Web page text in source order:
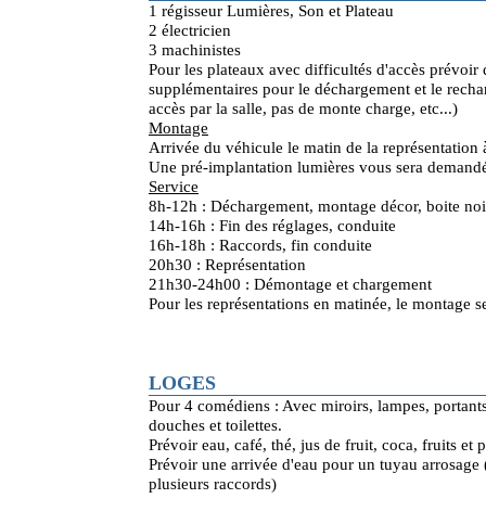
1 régisseur Lumières, Son et Plateau
2 électricien
3 machinistes
Pour les plateaux avec difficultés d'accès prévoir
supplémentaires pour le déchargement et le
accès par la salle, pas de monte charge, etc...)
Montage
Arrivée du véhicule le matin de la représentation
Une pré-implantation lumières vous sera
Service
8h-12h : Déchargement, montage décor, boite
14h-16h : Fin des réglages, conduite
16h-18h : Raccords, fin conduite
20h30 : Représentation
21h30-24h00 : Démontage et chargement
Pour les représentations en matinée, le montage
LOGES
Pour 4 comédiens : Avec miroirs, lampes,
douches et toilettes.
Prévoir eau, café, thé, jus de fruit, coca, fruits et
Prévoir une arrivée d'eau pour un tuyau arrosage
plusieurs raccords)